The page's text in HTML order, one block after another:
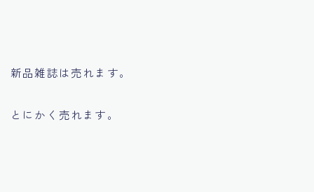
新品雑誌は売れます。
とにかく売れます。